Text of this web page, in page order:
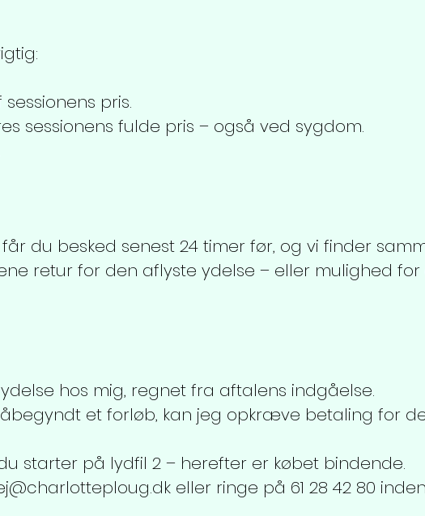
pris.
sessionens fulde pris – også ved sygdom.
du besked senest 24 timer før, og vi finder
retur for den aflyste ydelse – eller mulighed for
hos mig, regnet fra aftalens indgåelse.
et forløb, kan jeg opkræve betaling for
starter på lydfil 2 – herefter er købet bindende.
eller ringe på 61 28 42 80